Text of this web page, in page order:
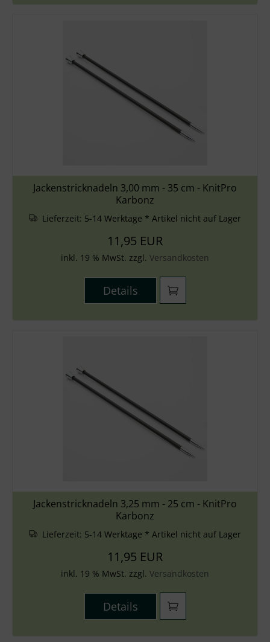
Jackenstricknadeln 3,00 mm - 35 cm - KnitPro
Karbonz
Lieferzeit: 5-14 Werktage * Artikel nicht auf Lager
11,95 EUR
inkl. 19 % MwSt. zzgl. Versandkosten
Details
Jackenstricknadeln 3,25 mm - 25 cm - KnitPro
Karbonz
Lieferzeit: 5-14 Werktage * Artikel nicht auf Lager
11,95 EUR
inkl. 19 % MwSt. zzgl. Versandkosten
Details